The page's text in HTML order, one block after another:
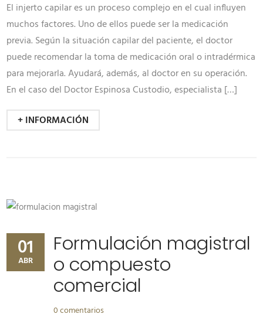
El injerto capilar es un proceso complejo en el cual influyen
muchos factores. Uno de ellos puede ser la medicación
previa. Según la situación capilar del paciente, el doctor
puede recomendar la toma de medicación oral o intradérmica
para mejorarla. Ayudará, además, al doctor en su operación.
En el caso del Doctor Espinosa Custodio, especialista […]
+ INFORMACIÓN
01
ABR
Formulación magistral
o compuesto
comercial
0 comentarios